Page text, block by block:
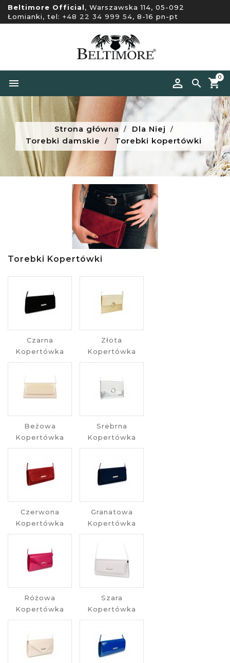
Beltimore Official, Warszawska 114, 05-092
Łomianki, tel: +48 22 34 999 54, 8-16 pn-pt


0
Strona główna
Dla Niej
Torebki damskie
Torebki kopertówki
Torebki Kopertówki
Czarna
Kopertówka
Złota
Kopertówka
Beżowa
Kopertówka
Srebrna
Kopertówka
Czerwona
Kopertówka
Granatowa
Kopertówka
Różowa
Kopertówka
Szara
Kopertówka